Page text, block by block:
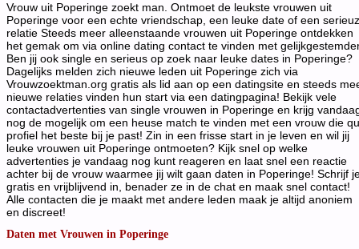
Vrouw uit Poperinge zoekt man. Ontmoet de leukste vrouwen uit
Poperinge voor een echte vriendschap, een leuke date of een
relatie Steeds meer alleenstaande vrouwen uit Poperinge ontdekken
het gemak om via online dating contact te vinden met
Ben jij ook single en serieus op zoek naar leuke dates in Poperinge?
Dagelijks melden zich nieuwe leden uit Poperinge zich via
Vrouwzoektman.org gratis als lid aan op een datingsite en steeds
nieuwe relaties vinden hun start via een datingpagina! Bekijk vele
contactadvertenties van single vrouwen in Poperinge en krijg
nog de mogelijk om een heuse match te vinden met een vrouw die
profiel het beste bij je past! Zin in een frisse start in je leven en wil jij
leuke vrouwen uit Poperinge ontmoeten? Kijk snel op welke
advertenties je vandaag nog kunt reageren en laat snel een reactie
achter bij de vrouw waarmee jij wilt gaan daten in Poperinge! Schrijf
gratis en vrijblijvend in, benader ze in de chat en maak snel contact!
Alle contacten die je maakt met andere leden maak je altijd anoniem
en discreet!
Daten met Vrouwen in Poperinge